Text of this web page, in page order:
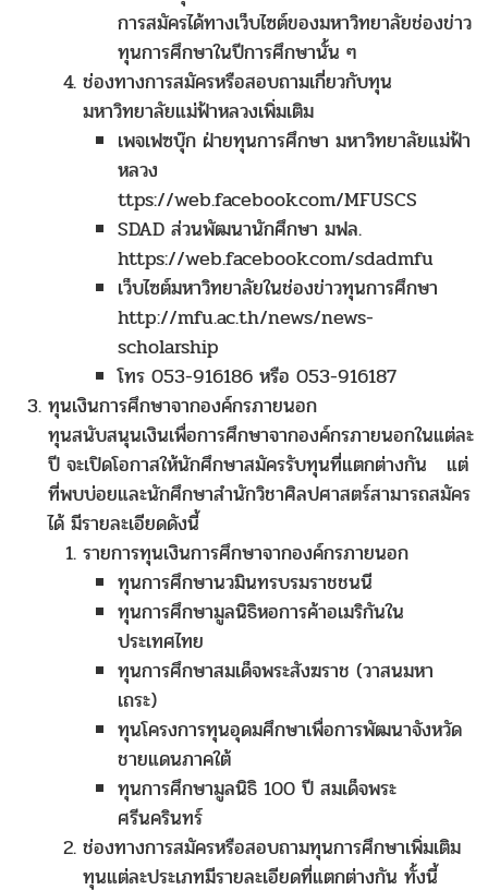
การสมัครได้ทางเว็บไซต์ของมหาวิทยาลัยช่องข่าว
ทุนการศึกษาในปีการศึกษานั้น ๆ
ช่องทางการสมัครหรือสอบถามเกี่ยวกับทุน
มหาวิทยาลัยแม่ฟ้าหลวงเพิ่มเติม
เพจเฟซบุ๊ก ฝ่ายทุนการศึกษา มหาวิทยาลัยแม่ฟ้า
หลวง
ttps://web.facebook.com/MFUSCS
SDAD ส่วนพัฒนานักศึกษา มฟล.
https://web.facebook.com/sdadmfu
เว็บไซต์มหาวิทยาลัยในช่องข่าวทุนการศึกษา
http://mfu.ac.th/news/news-
scholarship
โทร 053-916186 หรือ 053-916187
ทุนเงินการศึกษาจากองค์กรภายนอก
ทุนสนับสนุนเงินเพื่อการศึกษาจากองค์กรภายนอกในแต่ละ
ปี จะเปิดโอกาสให้นักศึกษาสมัครรับทุนที่แตกต่างกัน แต่
ที่พบบ่อยและนักศึกษาสำนักวิชาศิลปศาสตร์สามารถสมัคร
ได้ มีรายละเอียดดังนี้
รายการทุนเงินการศึกษาจากองค์กรภายนอก
ทุนการศึกษานวมินทรบรมราชชนนี
ทุนการศึกษามูลนิธิหอการค้าอเมริกันใน
ประเทศไทย
ทุนการศึกษาสมเด็จพระสังฆราช (วาสนมหา
เถระ)
ทุนโครงการทุนอุดมศึกษาเพื่อการพัฒนาจังหวัด
ชายแดนภาคใต้
ทุนการศึกษามูลนิธิ 100 ปี สมเด็จพระ
ศรีนครินทร์
ช่องทางการสมัครหรือสอบถามทุนการศึกษาเพิ่มเติม
ทุนแต่ละประเภทมีรายละเอียดที่แตกต่างกัน ทั้งนี้